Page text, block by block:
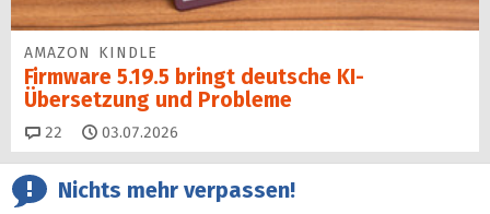
AMAZON KINDLE
Firmware 5.19.5 bringt deutsche KI-
Übersetzung und Probleme
22 Kommentare
03.07.2026
Nichts mehr verpassen!